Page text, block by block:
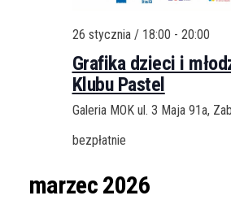
26 stycznia / 18:00 - 20:00
Grafika dzieci i
Klubu Pastel
Galeria MOK ul. 3 Maja 91a,
bezpłatnie
marzec 2026